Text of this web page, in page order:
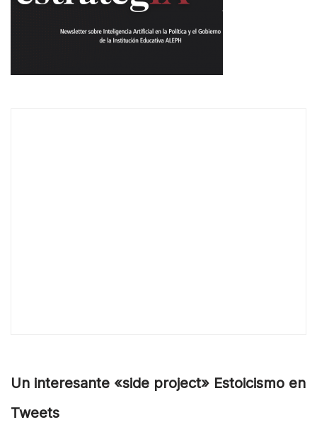
Un interesante «side project» Estoicismo en
Tweets